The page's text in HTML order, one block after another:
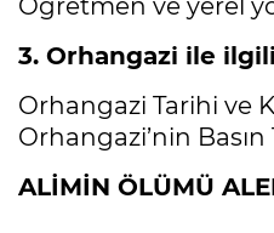
Öğretmen ve yerel
3. Orhangazi ile ilgili
Orhangazi Tarihi ve
Orhangazi’nin
ALİMİN ÖLÜMÜ